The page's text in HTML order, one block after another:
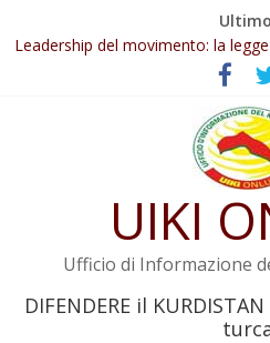
Abdullah Öcalan: Le legge
legge positiva
Leadership del movimento: la
Commissione donne del KNK:
Non tenere conto della situazione
Il KNK chiede un’azione
UIKI
Ufficio di Informazione
DIFENDERE il